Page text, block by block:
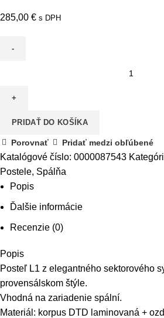
285,00 € s DPH
sosna
divoký,
160x200,
ROYAL
L1
PRIDAŤ DO KOŠÍKA
Porovnať Pridať medzi obľúbené
Katalógové číslo: 0000087543
Postele, Spálňa
Popis
Ďalšie informácie
Recenzie (0)
Popis
Posteľ L1 z elegantného sektorového
provensálskom štýle.
Vhodná na zariadenie spální.
Materiál: korpus DTD laminovaná +